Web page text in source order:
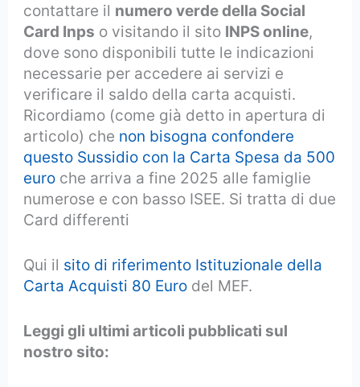
contattare il numero verde della Social
Card Inps o visitando il sito INPS online,
dove sono disponibili tutte le indicazioni
necessarie per accedere ai servizi e
verificare il saldo della carta acquisti.
Ricordiamo (come già detto in apertura di
articolo) che non bisogna confondere
questo Sussidio con la Carta Spesa da 500
euro che arriva a fine 2025 alle famiglie
numerose e con basso ISEE. Si tratta di due
Card differenti
Qui il sito di riferimento Istituzionale della
Carta Acquisti 80 Euro del MEF.
Leggi gli ultimi articoli pubblicati sul
nostro sito: